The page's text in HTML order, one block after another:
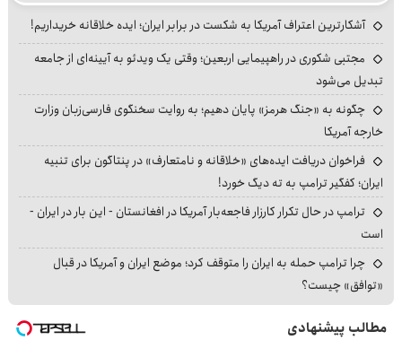
آشکارترین اعتراف آمریکا به شکست در برابر ایران؛ ایده خلاقانه خریداریم!
مجتبی شکوری در راهپیمایی اربعین؛ وقتی یک ویدئو به آیینه‌ای از جامعه
تبدیل می‌شود
چگونه به «جنگ هرمز» پایان دهیم؛ به روایت سخنگوی فارسی‌زبان وزارت
خارجه آمریکا
فراخوان دریافت ایده‌های «خلاقانه و نامتعارف» در پنتاگون برای تنبیه
ایران؛ کفگیر ترامپ به ته دیگ خورد!
ترامپ در حال تکرار کارزار فاجعه‌بار آمریکا در افغانستان - این بار در ایران -
است
چرا ترامپ حمله به ایران را متوقف کرد؛ موضع ایران و آمریکا در قبال
«توافق» چیست؟
مطالب پیشنهادی